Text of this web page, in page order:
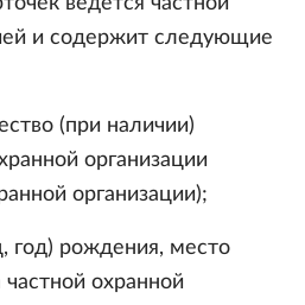
и содержит следующие
(при наличии)
организации
организации);
год) рождения, место
охранной